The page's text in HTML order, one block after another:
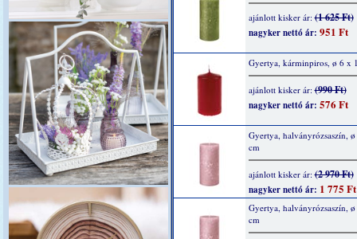
ajánlott kisker ár:(1 625 Ft)
nagyker nettó ár: 951 Ft
Gyertya, kárminpiros, ø 6 x
ajánlott kisker ár:(990 Ft)
nagyker nettó ár: 576 Ft
Gyertya, halványrózsaszín,
cm
ajánlott kisker ár:(2 970 Ft)
nagyker nettó ár: 1 775 Ft
Gyertya, halványrózsaszín,
cm